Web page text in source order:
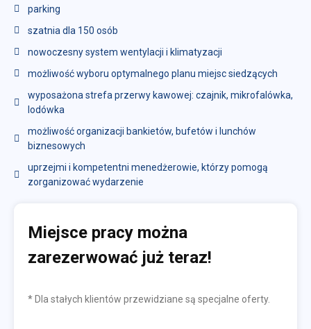
parking
szatnia dla 150 osób
nowoczesny system wentylacji i klimatyzacji
możliwość wyboru optymalnego planu miejsc siedzących
wyposażona strefa przerwy kawowej: czajnik, mikrofalówka,
lodówka
możliwość organizacji bankietów, bufetów i lunchów
biznesowych
uprzejmi i kompetentni menedżerowie, którzy pomogą
zorganizować wydarzenie
Miejsce pracy można
zarezerwować już teraz!
* Dla stałych klientów przewidziane są specjalne oferty.